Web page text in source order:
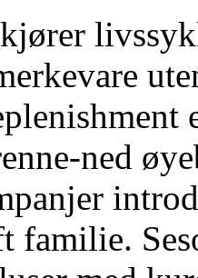
ned
familie.